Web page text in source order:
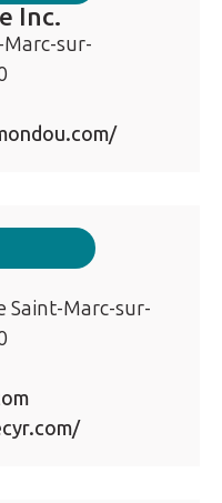
Inc.
Marc-sur-
Saint-Marc-sur-